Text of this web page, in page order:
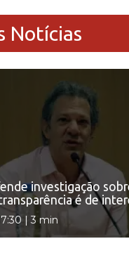
Notícias
investigação
é de
| 3 min